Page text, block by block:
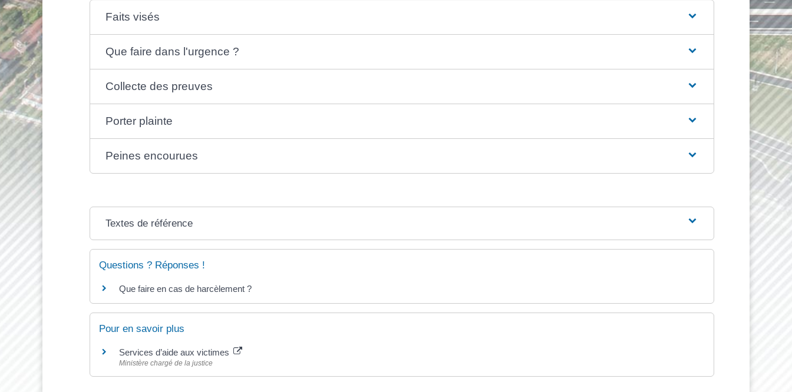
Faits visés
Que faire dans l'urgence ?
Collecte des preuves
Porter plainte
Peines encourues
Textes de référence
Questions ? Réponses !
Que faire en cas de harcèlement ?
Pour en savoir plus
Services d’aide aux victimes
Ministère chargé de la justice